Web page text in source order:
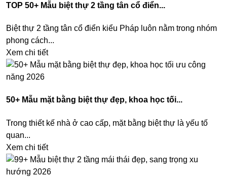
TOP 50+ Mẫu biệt thự 2 tầng tân cổ điển...
Biệt thự 2 tầng tân cổ điển kiểu Pháp luôn nằm trong nhóm
phong cách...
Xem chi tiết
50+ Mẫu mặt bằng biệt thự đẹp, khoa học tối...
Trong thiết kế nhà ở cao cấp, mặt bằng biệt thự là yếu tố
quan...
Xem chi tiết